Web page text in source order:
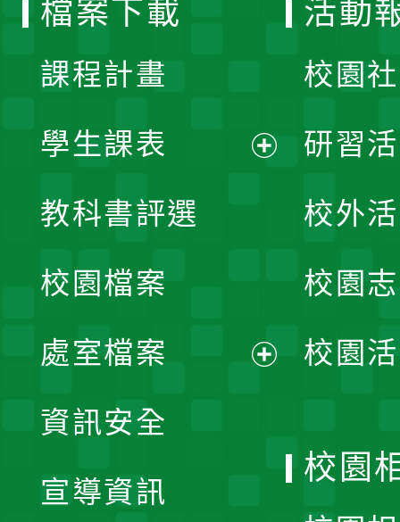
檔案下載
課程計畫
學生課表
單
教科書評選
校園檔案
處室檔案
資訊安全
宣導資訊
活動
校園
研習
校外
校園
校園
校園